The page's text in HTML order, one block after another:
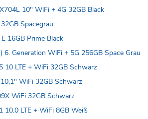
10" WiFi + 4G 32GB Black
Spacegrau
16GB Prime Black
6. Generation WiFi + 5G 256GB Space Grau
10 LTE + WiFi 32GB Schwarz
WiFi 32GB Schwarz
WiFi 32GB Schwarz
10.0 LTE + WiFi 8GB Weiß